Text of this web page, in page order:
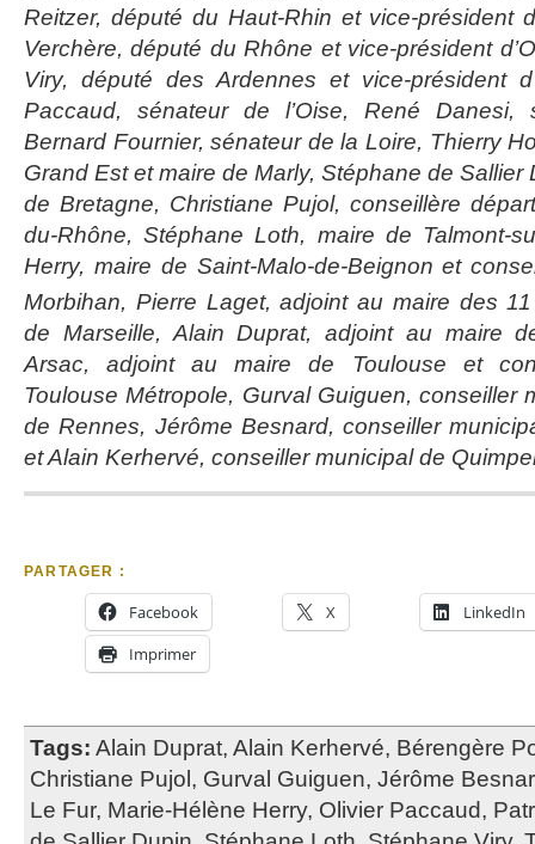
Reitzer, député du Haut-Rhin et vice-président
Verchère, député du Rhône et vice-président
Viry, député des Ardennes et vice-président
Paccaud, sénateur de l’Oise, René Danesi,
Bernard Fournier, sénateur de la Loire, Thierry
Grand Est et maire de Marly, Stéphane de Sallier
de Bretagne, Christiane Pujol, conseillère
du-Rhône, Stéphane Loth, maire de Talmont-
Herry, maire de Saint-Malo-de-Beignon et
Morbihan, Pierre Laget, adjoint au maire des
de Marseille, Alain Duprat, adjoint au maire
Arsac, adjoint au maire de Toulouse et
Toulouse Métropole, Gurval Guiguen, conseiller
de Rennes, Jérôme Besnard, conseiller
et Alain Kerhervé, conseiller municipal de
PARTAGER :
Facebook X
LinkedIn
Imprimer
Tags: Alain Duprat, Alain Kerhervé, Bérengère
Christiane Pujol , Gurval Guiguen, Jérôme
Le Fur, Marie-Hélène Herry, Olivier Paccaud,